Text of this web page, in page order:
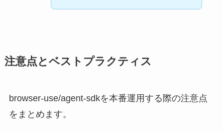
注意点とベストプラクティス
browser-use/agent-sdkを本番運用する際の注意点
をまとめます。